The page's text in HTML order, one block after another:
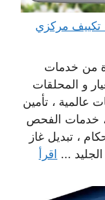
فني تكييف وتبريد الرميثية 55560390 تكييف مركزي
من خدمات
و المحلقات
عالمية ، تأمين
، خدمات الفحص
، تبديل غاز
... اقرأ